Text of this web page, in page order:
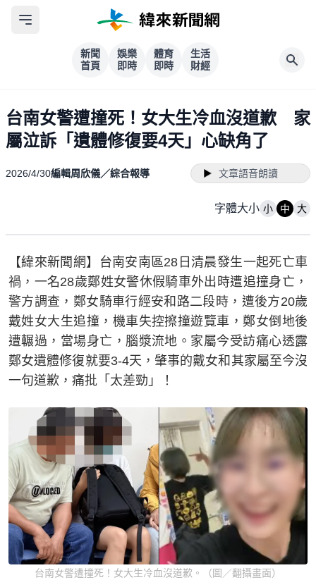
新聞
首頁
娛樂
即時
體育
即時
生活
財經
台南女警遭撞死！女大生冷血沒道歉 家
屬泣訴「遺體修復要4天」心缺角了
2026/4/30編輯周欣儀／綜合報導 文章語音朗讀
字體大小 小 中 大
【緯來新聞網】台南安南區28日清晨發生一起死亡車
禍，一名28歲鄭姓女警休假騎車外出時遭追撞身亡，
警方調查，鄭女騎車行經安和路二段時，遭後方20歲
戴姓女大生追撞，機車失控擦撞遊覽車，鄭女倒地後
遭輾過，當場身亡，腦漿流地。家屬今受訪痛心透露
鄭女遺體修復就要3-4天，肇事的戴女和其家屬至今沒
一句道歉，痛批「太差勁」！
台南女警遭撞死！女大生冷血沒道歉。（圖／翻攝畫面）